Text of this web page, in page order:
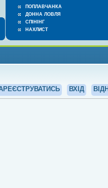
ПОПЛАВЧАНКА
ДОННА ЛОВЛЯ
СПІНІНГ
НАХЛИСТ
ВХІД